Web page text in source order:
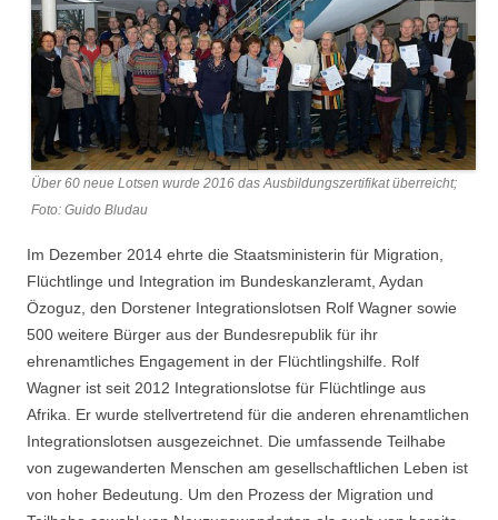
Über 60 neue Lotsen wurde 2016 das Ausbildungszertifikat überreicht;
Foto: Guido Bludau
Im Dezember 2014 ehrte die Staatsministerin für Migration,
Flüchtlinge und Integration im Bundeskanzleramt, Aydan
Özoguz, den Dorstener Integrationslotsen Rolf Wagner sowie
500 weitere Bürger aus der Bundesrepublik für ihr
ehrenamtliches Engagement in der Flüchtlingshilfe. Rolf
Wagner ist seit 2012 Integrationslotse für Flüchtlinge aus
Afrika. Er wurde stellvertretend für die anderen ehrenamtlichen
Integrationslotsen ausgezeichnet. Die umfassende Teilhabe
von zugewanderten Menschen am gesellschaftlichen Leben ist
von hoher Bedeutung. Um den Prozess der Migration und